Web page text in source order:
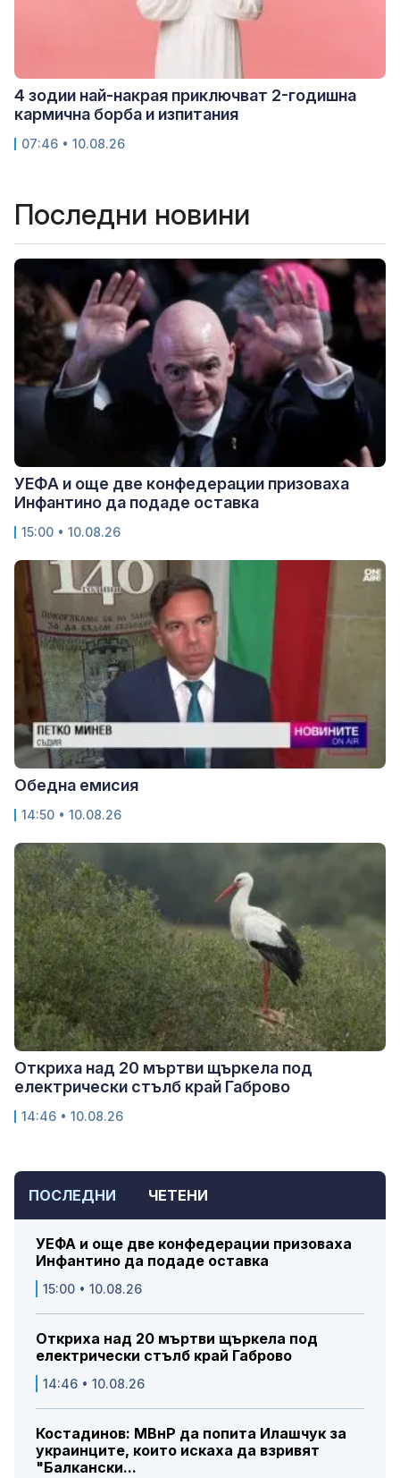
ПОСЛЕДНИ ЧЕТЕНИ
УЕФА и още две конфедерации призоваха
Инфантино да подаде оставка
15:00 • 10.08.26
Откриха над 20 мъртви щъркела под
електрически стълб край Габрово
14:46 • 10.08.26
Костадинов: МВнР да попита Илашчук за
украинците, които искаха да взривят
"Балкански...
4 зодии най-накрая приключват 2-годишна
кармична борба и изпитания
07:46 • 10.08.26
Последни новини
УЕФА и още две конфедерации призоваха
Инфантино да подаде оставка
15:00 • 10.08.26
Обедна емисия
14:50 • 10.08.26
Откриха над 20 мъртви щъркела под
електрически стълб край Габрово
14:46 • 10.08.26